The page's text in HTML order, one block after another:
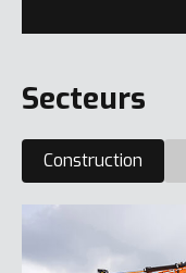
Secteurs
Construction